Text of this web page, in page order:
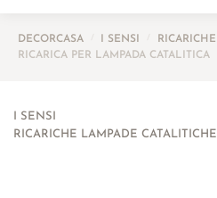
DECORCASA I SENSI
RICARICA PER LAMPADA CATALITICA
I SENSI
RICARICHE LAMPADE CATALITICHE